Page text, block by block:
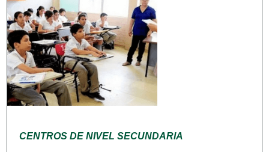
CENTROS DE NIVEL SECUNDARIA